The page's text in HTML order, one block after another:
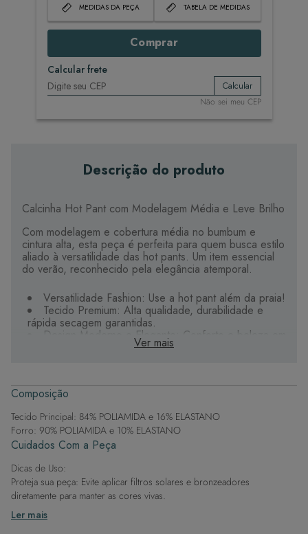
MEDIDAS DA PEÇA TABELA DE MEDIDAS
Comprar
Calcular frete
Calcular
Não sei meu CEP
Descrição do produto
Calcinha Hot Pant com Modelagem Média e Leve Brilho
Com modelagem e cobertura média no bumbum e
cintura alta, esta peça é perfeita para quem busca estilo
aliado à versatilidade das hot pants. Um item essencial
do verão, reconhecido pela elegância atemporal.
Versatilidade Fashion: Use a hot pant além da praia!
Tecido Premium: Alta qualidade, durabilidade e
rápida secagem garantidas.
Design Moderno e Elegante: Conforto e beleza em
Conforto Extra: Parte interna dupla com o mesmo
tecido e etiqueta termocolante que evita irritação.
Experimente essa peça versátil e elegante e descubra
novas formas de styling além da praia.
Ver mais
Composição
Tecido Principal: 84% POLIAMIDA e 16% ELASTANO
Forro: 90% POLIAMIDA e 10% ELASTANO
Cuidados Com a Peça
Dicas de Uso:
Proteja sua peça: Evite aplicar filtros solares e bronzeadores
diretamente para manter as cores vivas.
Após a piscina: Lembre-se de que o cloro pode desgastar o tecido,
então enxague após sair da água.
Ler mais